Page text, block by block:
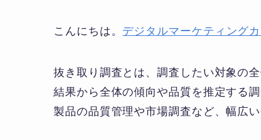
こんにちは。 デジタルマーケティング
抜き取り調査とは、調査したい対象の
結果から全体の傾向や品質を推定する調
製品の品質管理や市場調査など、幅広